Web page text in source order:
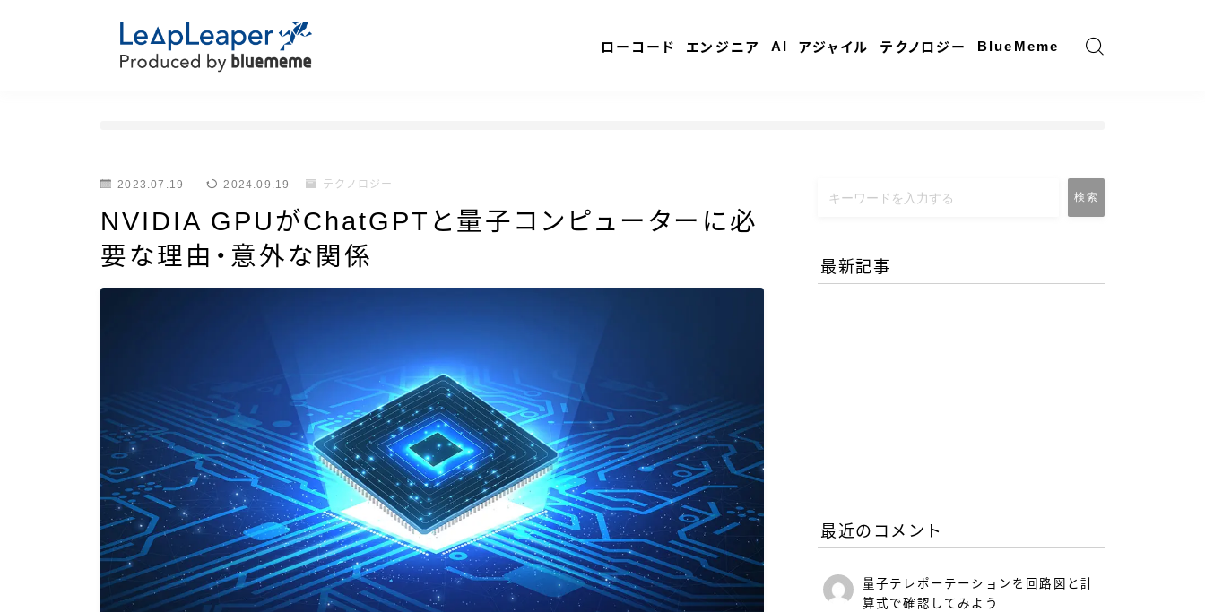
ローコード エンジニア AI アジャイル テクノロジー BlueMeme
2023.07.19 2024.09.19 テクノロジー
NVIDIA GPUがChatGPTと量子コンピューターに必
要な理由・意外な関係
検索
最新記事
最近のコメント
量子テレポーテーションを回路図と計
算式で確認してみよう